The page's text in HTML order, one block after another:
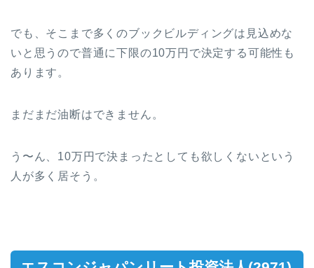
でも、そこまで多くのブックビルディングは見込めな
いと思うので普通に下限の10万円で決定する可能性も
あります。
まだまだ油断はできません。
う〜ん、10万円で決まったとしても欲しくないという
人が多く居そう。